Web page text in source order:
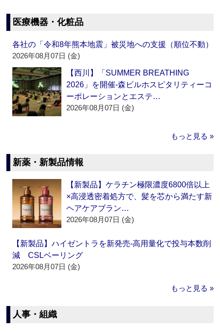
医療機器・化粧品
各社の「令和8年熊本地震」被災地への支援（順位不動）
2026年08月07日 (金)
【西川】「SUMMER BREATHING
2026」を開催‐森ビルホスピタリティーコ
ーポレーションとエステ…
2026年08月07日 (金)
もっと見る »
新薬・新製品情報
【新製品】ケラチン極限濃度6800倍以上
×高浸透密着処方で、髪を芯から満たす新
ヘアケアブラン…
2026年08月07日 (金)
【新製品】ハイゼントラを新発売‐高用量化で投与本数削
減 CSLベーリング
2026年08月07日 (金)
もっと見る »
人事・組織